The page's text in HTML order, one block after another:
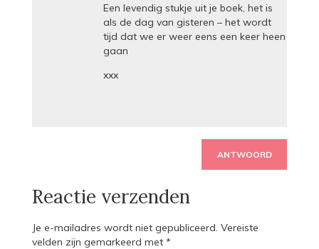
Een levendig stukje uit je boek, het is
als de dag van gisteren – het wordt
tijd dat we er weer eens een keer heen
gaan
xxx
ANTWOORD
Reactie verzenden
Je e-mailadres wordt niet gepubliceerd. Vereiste
velden zijn gemarkeerd met *